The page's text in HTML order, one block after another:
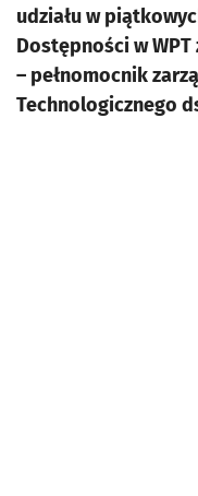
udziału w
Dostępności w
– pełnomocnik
Technologicznego